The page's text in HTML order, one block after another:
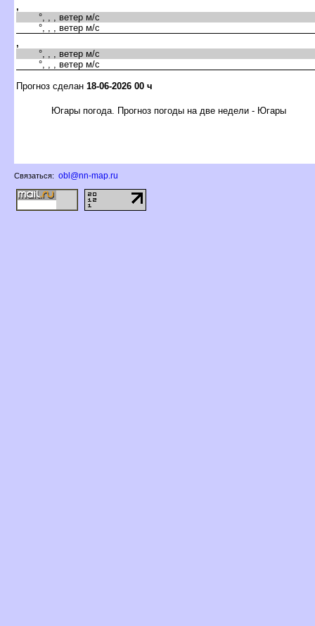
,
°, , , ветер м/с
°, , , ветер м/с
,
°, , , ветер м/с
°, , , ветер м/с
Прогноз сделан 18-06-2026 00 ч
Югары погода. Прогноз погоды на две недели - Югары
Связаться: obl@nn-map.ru